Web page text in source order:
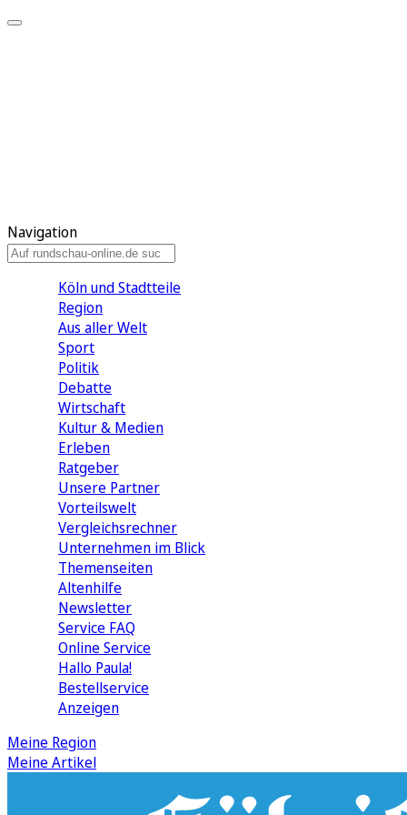
Navigation
Köln und Stadtteile
Region
Aus aller Welt
Sport
Politik
Debatte
Wirtschaft
Kultur & Medien
Erleben
Ratgeber
Unsere Partner
Vorteilswelt
Vergleichsrechner
Unternehmen im Blick
Themenseiten
Altenhilfe
Newsletter
Service FAQ
Online Service
Hallo Paula!
Bestellservice
Anzeigen
Meine Region
Meine Artikel